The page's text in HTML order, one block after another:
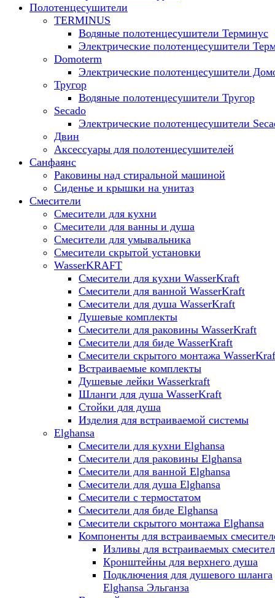
Полотенцесушители
TERMINUS
Водяные полотенцесушители Терминус
Электрические полотенцесушители
Domoterm
Электрические полотенцесушители
Тругор
Водяные полотенцесушители Тругор
Secado
Электрические полотенцесушители
Двин
Аксессуары для полотенцесушителей
Санфаянс
Раковины над стиральной машиной
Сиденье и крышки на унитаз
Смесители
Смесители для кухни
Смесители для ванны и душа
Смесители для умывальника
Смесители скрытой установки
WasserKRAFT
Смесители для кухни WasserKraft
Смесители для ванной WasserKraft
Смесители для душа WasserKraft
Душевые комплекты
Смесители для раковины WasserKraft
Смесители для биде WasserKraft
Смесители скрытого монтажа
Встраиваемые комплекты
Душевые лейки Wasserkraft
Шланги для душа WasserKraft
Стойки для душа
Изделия для встраиваемой системы
Elghansa
Смесители для кухни Elghansa
Смесители для раковины Elghansa
Смесители для ванной Elghansa
Смесители для душа Elghansa
Смесители с термостатом
Смесители для биде Elghansa
Смесители скрытого монтажа Elghansa
Компоненты для встраиваемых
Изливы для встраиваемых
Кронштейны для верхнего душа
Подключения для душевого шланга
Elghansa Эльганза